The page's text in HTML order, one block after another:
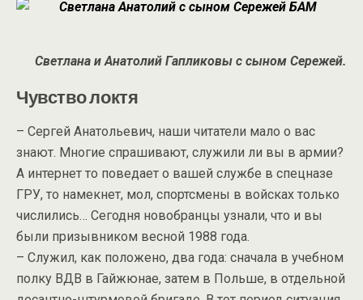
Светлана и Анатолий Гапликовы с сыном Сережей.
Чувство локтя
– Сергей Анатольевич, наши читатели мало о вас
знают. Многие спрашивают, служили ли вы в армии?
А интернет то поведает о вашей службе в спецназе
ГРУ, то намекнет, мол, спортсмены в войсках только
числились… Сегодня новобранцы узнали, что и вы
были призывником весной 1988 года.
– Служил, как положено, два года: сначала в учебном
полку ВДВ в Гайжюнае, затем в Польше, в отдельной